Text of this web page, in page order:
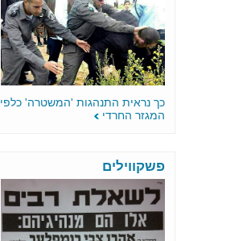
כך נראית התנהגות 'המשטרה' כלפי
המגזר החרדי
פשקווילים